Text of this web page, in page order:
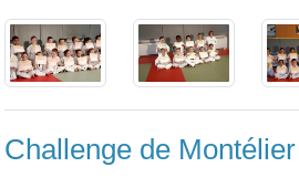
Challenge de Montélier